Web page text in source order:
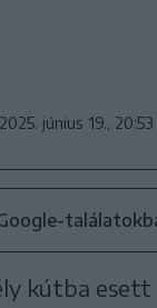
2025. június 19., 20:53
kútba